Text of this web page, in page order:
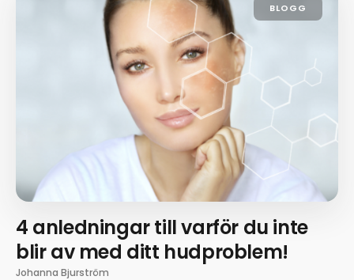
BLOGG
4 anledningar till varför du inte
blir av med ditt hudproblem!
Johanna Bjurström